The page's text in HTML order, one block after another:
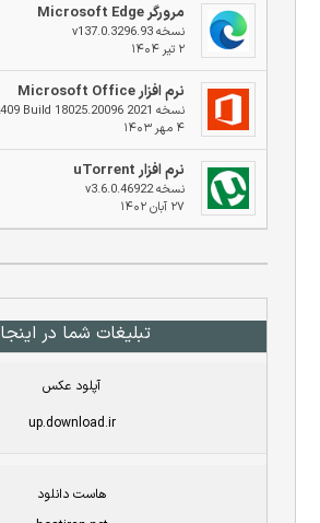
مرورگر Microsoft Edge
نسخه v137.0.3296.93
۲ تیر ۱۴۰۴
نرم افزار Microsoft Office
نسخه 2021 VL v2409 Build 18025.20096
۴ مهر ۱۴۰۳
نرم افزار uTorrent
نسخه v3.6.0.46922
۲۷ آبان ۱۴۰۲
تبلیغات شما در اینجا
آپلود عکس
up.download.ir
هاست دانلود